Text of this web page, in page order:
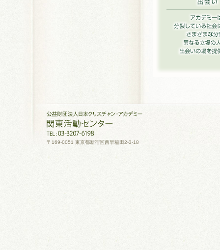
〒169-0051 東京都新宿区西早稲田2-3-18